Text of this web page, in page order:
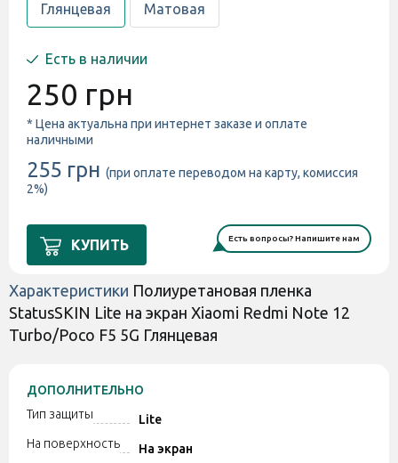
Глянцевая Матовая
Есть в наличии
250 грн
* Цена актуальна при интернет заказе и оплате
наличными
255 грн (при оплате переводом на карту, комиссия
2%)
КУПИТЬ Есть вопросы? Напишите нам
Характеристики Полиуретановая пленка
StatusSKIN Lite на экран Xiaomi Redmi Note 12
Turbo/Poco F5 5G Глянцевая
ДОПОЛНИТЕЛЬНО
Тип защиты
Lite
На поверхность
На экран